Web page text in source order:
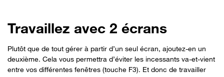
Travaillez avec 2 écrans
Plutôt que de tout gérer à partir d’un seul écran, ajoutez-en un
deuxième. Cela vous permettra d’éviter les incessants va-et-vient
entre vos différentes fenêtres (touche F3). Et donc de travailler